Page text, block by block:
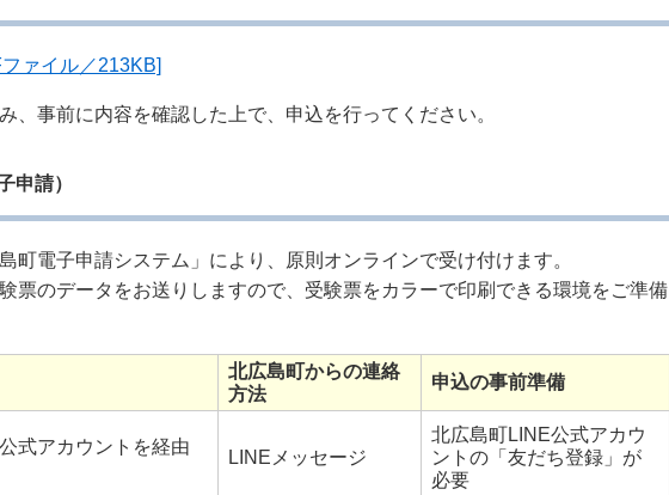
ァイル／213KB]
、事前に内容を確認した上で、申込を行ってください。
申請）
町電子申請システム」により、原則オンラインで受け付けます。
票のデータをお送りしますので、受験票をカラーで印刷できる環境をご準備
北広島町からの連絡
方法
申込の事前準備
式アカウントを経由
LINEメッセージ
北広島町LINE公式アカウ
ントの「友だち登録」が
必要